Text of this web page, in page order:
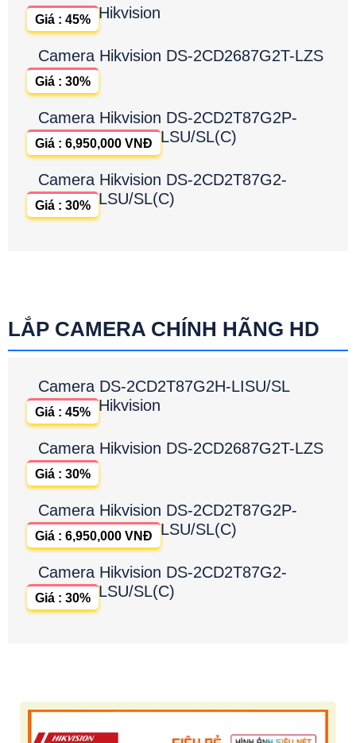
Hikvision
Giá : 45%
Camera Hikvision DS-2CD2687G2T-LZS
Giá : 30%
Camera Hikvision DS-2CD2T87G2P-
LSU/SL(C)
Giá : 6,950,000 VNĐ
Camera Hikvision DS-2CD2T87G2-
LSU/SL(C)
Giá : 30%
LẮP CAMERA CHÍNH HÃNG HD
Camera DS-2CD2T87G2H-LISU/SL
Hikvision
Giá : 45%
Camera Hikvision DS-2CD2687G2T-LZS
Giá : 30%
Camera Hikvision DS-2CD2T87G2P-
LSU/SL(C)
Giá : 6,950,000 VNĐ
Camera Hikvision DS-2CD2T87G2-
LSU/SL(C)
Giá : 30%